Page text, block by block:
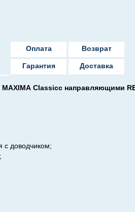
Оплата Возврат
Гарантия Доставка
Classicс направляющими
с доводчиком;